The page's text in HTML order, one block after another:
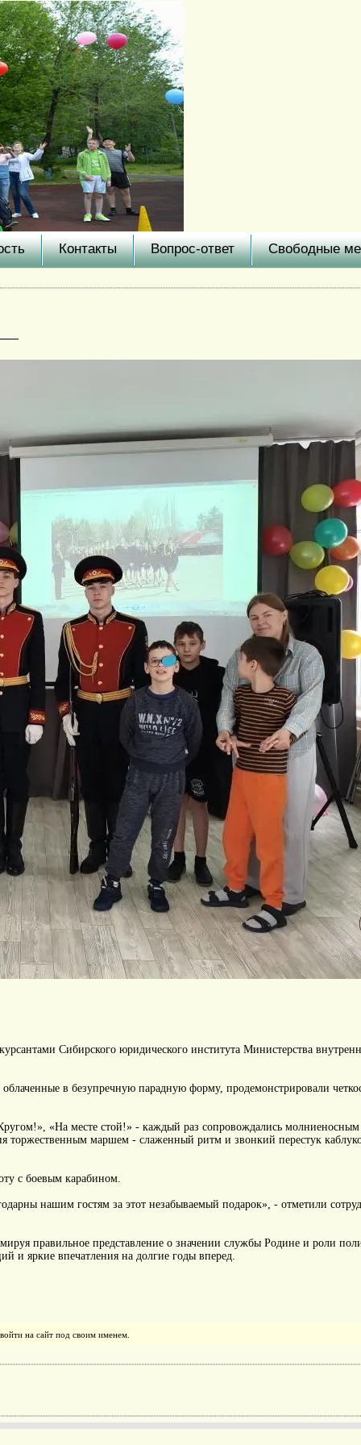
Контакты Вопрос-ответ Свободные
Сибирского юридического института Министерства
в безупречную парадную форму, продемонстрировали
«На месте стой!» - каждый раз сопровождались
маршем - слаженный ритм и звонкий перестук
с боевым карабином.
нашим гостям за этот незабываемый подарок», - отметили
правильное представление о значении службы Родине и роли
и яркие впечатления на долгие годы вперед.
на сайт под своим именем.